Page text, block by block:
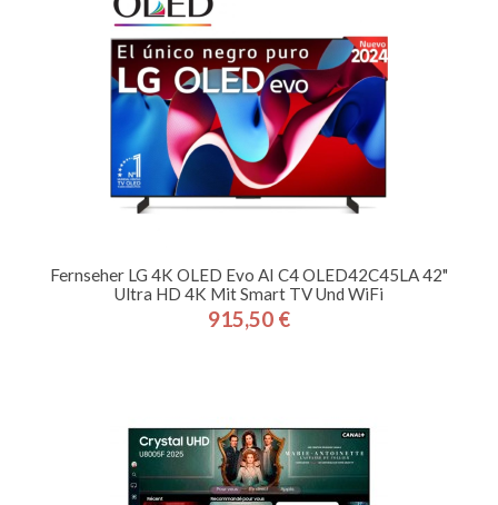
Fernseher LG 4K OLED Evo AI C4 OLED42C45LA 42"
Ultra HD 4K Mit Smart TV Und WiFi
Preis
915,50 €